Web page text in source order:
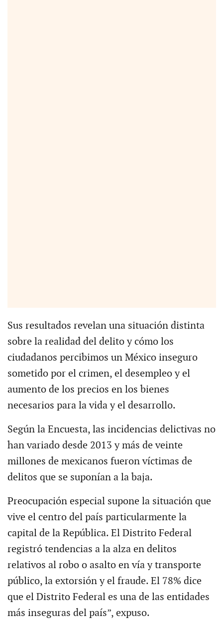
Sus resultados revelan una situación distinta
sobre la realidad del delito y cómo los
ciudadanos percibimos un México inseguro
sometido por el crimen, el desempleo y el
aumento de los precios en los bienes
necesarios para la vida y el desarrollo.
Según la Encuesta, las incidencias delictivas no
han variado desde 2013 y más de veinte
millones de mexicanos fueron víctimas de
delitos que se suponían a la baja.
Preocupación especial supone la situación que
vive el centro del país particularmente la
capital de la República. El Distrito Federal
registró tendencias a la alza en delitos
relativos al robo o asalto en vía y transporte
público, la extorsión y el fraude. El 78% dice
que el Distrito Federal es una de las entidades
más inseguras del país”, expuso.